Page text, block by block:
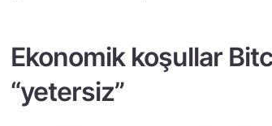
Ekonomik koşullar
“yetersiz”